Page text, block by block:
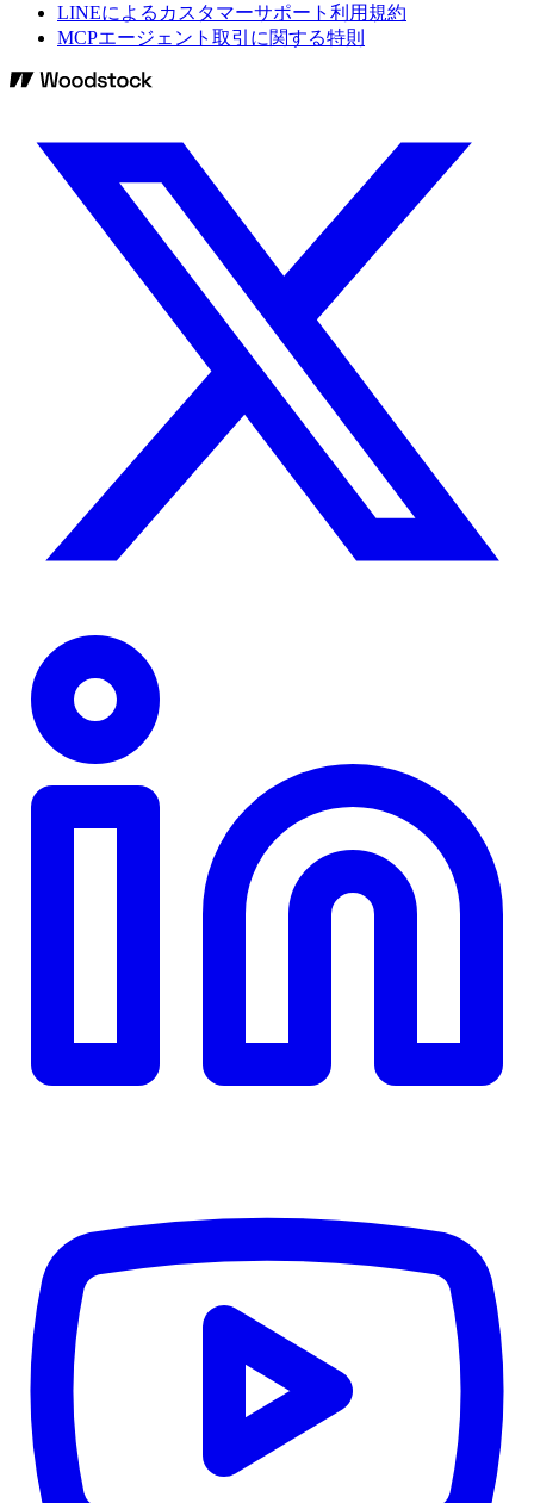
LINEによるカスタマーサポート利用規約
MCPエージェント取引に関する特則